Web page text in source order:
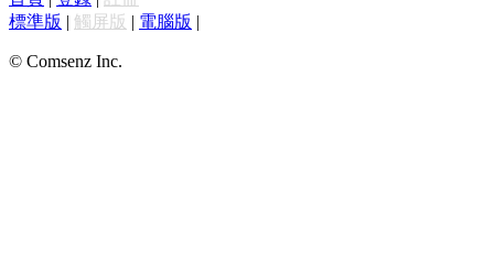
標準版 | 觸屏版 | 電腦版 |
© Comsenz Inc.